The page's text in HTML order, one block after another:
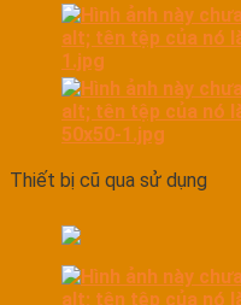
Thiết bị cũ qua sử dụng